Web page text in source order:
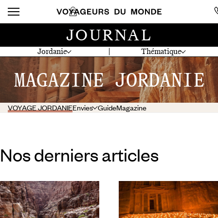
Jordanie Thématique
JOURNAL
MAGAZINE JORDANIE
VOYAGE JORDANIEEnvies GuideMagazine
Nos derniers articles